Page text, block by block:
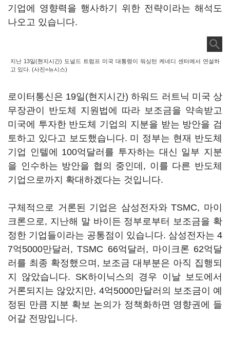
기업에 영향력을 행사하기 위한 전략이라는 해석도
나오고 있습니다.
지난 13일(현지시간) 도널드 트럼프 미국 대통령이 워싱턴 케네디 센터에서 연설하
고 있다. (사진=뉴시스)
로이터통신은 19일(현지시간) 하워드 러트닉 미국 상
무장관이 반도체 지원법에 따라 보조금을 약속받고
미국에 투자한 반도체 기업의 지분을 받는 방안을 검
토하고 있다고 보도했습니다. 미 정부는 현재 반도체
기업 인텔에 100억달러를 투자하는 대신 일부 지분
을 인수하는 방안을 협의 중인데, 이를 다른 반도체
기업으로까지 확대하겠다는 것입니다.
구체적으로 거론된 기업은 삼성전자와 TSMC, 마이
크론으로, 지난해 말 바이든 정부로부터 보조금을 확
정한 기업들이라는 공통점이 있습니다. 삼성전자는 4
7억5000만달러, TSMC 66억달러, 마이크론 62억달
러를 최종 확정했으며, 보조금 대부분은 아직 집행되
지 않았습니다. SK하이닉스의 경우 이날 보도에서
거론되지는 않았지만, 4억5000만달러의 보조금이 예
정된 만큼 지분 확보 논의가 정책화하면 영향권에 들
어갈 전망입니다.